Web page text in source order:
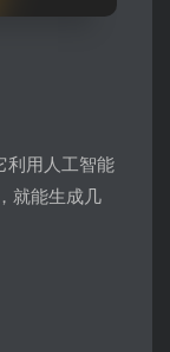
利用人工智能
就能生成几